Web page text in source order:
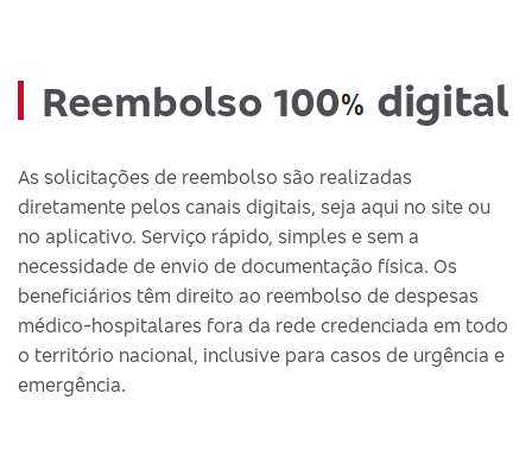
Reembolso 100 digital
As solicitações de reembolso são realizadas
diretamente pelos canais digitais, seja aqui no site ou
no aplicativo. Serviço rápido, simples e sem a
necessidade de envio de documentação física. Os
beneficiários têm direito ao reembolso de despesas
médico-hospitalares fora da rede credenciada em todo
o território nacional, inclusive para casos de urgência e
emergência.